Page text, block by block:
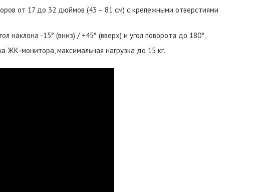
от 17 до 32 дюймов (43 – 81 см) с крепежными отверстиями
наклона -15° (вниз) / +45° (вверх) и угол поворота до 180°.
ЖК-монитора, максимальная нагрузка до 15 кг.